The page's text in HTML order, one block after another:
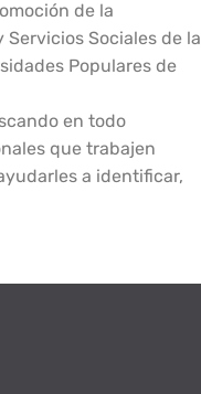
de la
Sociales de la
Populares de
en todo
que trabajen
a identificar,